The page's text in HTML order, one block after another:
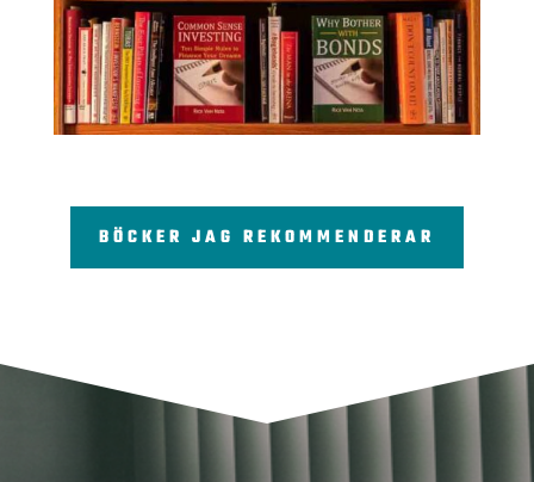
BÖCKER JAG REKOMMENDERAR